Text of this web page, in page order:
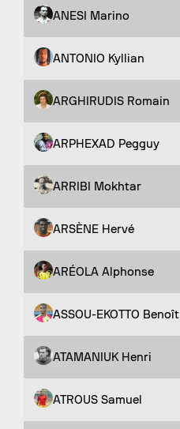
ANESI Marino
ANTONIO Kyllian
ARGHIRUDIS Romain
ARPHEXAD Pegguy
ARRIBI Mokhtar
ARSÈNE Hervé
ARÉOLA Alphonse
ASSOU-EKOTTO Benoît
ATAMANIUK Henri
ATROUS Samuel